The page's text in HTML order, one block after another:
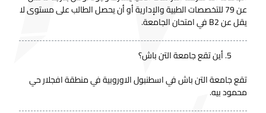
عن 79 للتخصصات الطبية والإدارية أو أن يحصل الطالب على مستوى لا
يقل عن B2 في امتحان الجامعة.
أين تقع جامعة التن باش؟
تقع جامعة التن باش في اسطنبول الاوروبية في منطقة افجلار حي
محمود بيه.